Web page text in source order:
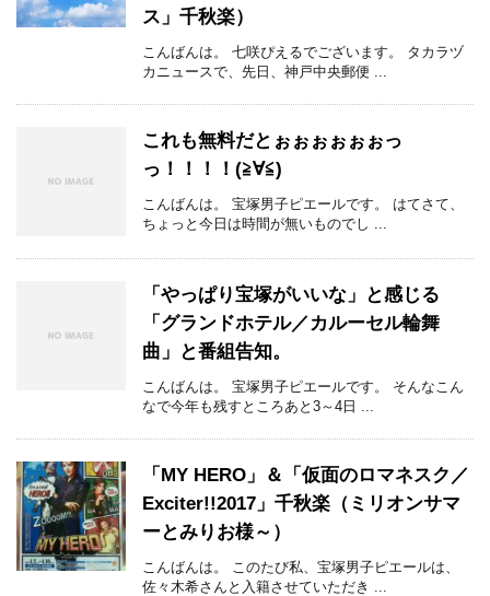
ス」千秋楽）
こんばんは。 七咲ぴえるでございます。 タカラヅ
カニュースで、先日、神戸中央郵便 ...
これも無料だとぉぉぉぉぉぉっ
っ！！！！(≧∀≦)
こんばんは。 宝塚男子ピエールです。 はてさて、
ちょっと今日は時間が無いものでし ...
「やっぱり宝塚がいいな」と感じる
「グランドホテル／カルーセル輪舞
曲」と番組告知。
こんばんは。 宝塚男子ピエールです。 そんなこん
なで今年も残すところあと3～4日 ...
「MY HERO」＆「仮面のロマネスク／
Exciter!!2017」千秋楽（ミリオンサマ
ーとみりお様～）
こんばんは。 このたび私、宝塚男子ピエールは、
佐々木希さんと入籍させていただき ...